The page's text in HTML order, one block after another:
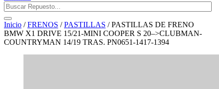
Inicio /FRENOS /PASTILLAS / PASTILLAS DE FRENO
BMW X1 DRIVE 15/21-MINI COOPER S 20–>CLUBMAN-
COUNTRYMAN 14/19 TRAS. PN0651-1417-1394